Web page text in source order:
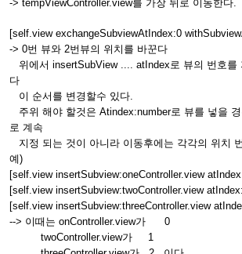
-> tempViewController.view를 가장 뒤로 이동한다.
[self.view exchangeSubviewAtIndex:0
-> 0번 뷰와 2번뷰의 위치를 바꾼다
위에서 insertSubView .... atIndex로 뷰의 번호를
다
이 순서를 변경할수 있다.
주위 해야 할것은 Atindex:number로 뷰를 넣을
로 계속
지정 되는 것이 아니라 이동후에는 각각의 위치
예)
[self.view insertSubview:oneController.view
[self.view insertSubview:twoController.view
[self.view insertSubview:threeController.view
--> 이때는 onController.view가 0
twoController.view가 1